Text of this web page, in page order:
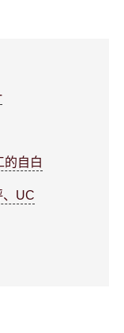
的自白
、UC